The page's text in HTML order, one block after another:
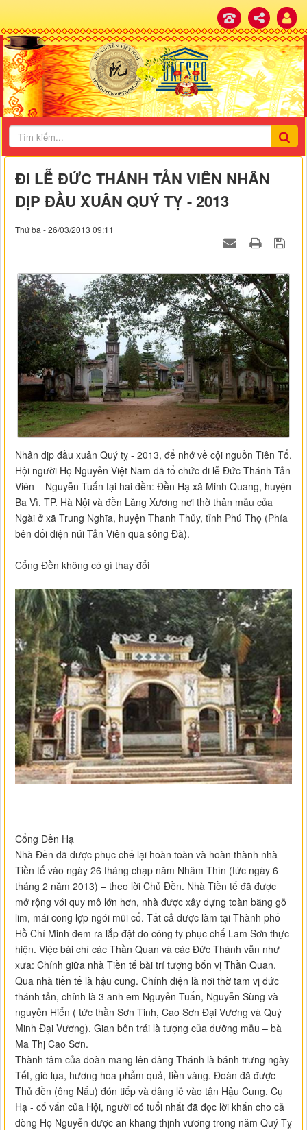
ĐI LỄ ĐỨC THÁNH TẢN VIÊN NHÂN
DỊP ĐẦU XUÂN QUÝ TỴ - 2013
Thứ ba - 26/03/2013 09:11
Nhân dịp đầu xuân Quý tỵ - 2013, để nhớ về cội nguồn Tiên Tổ.
Hội người Họ Nguyễn Việt Nam đã tổ chức đi lễ Đức Thánh Tản
Viên – Nguyễn Tuấn tại hai đền: Đền Hạ xã Minh Quang, huyện
Ba Vì, TP. Hà Nội và đền Lăng Xương nơi thờ thân mẫu của
Ngài ở xã Trung Nghĩa, huyện Thanh Thủy, tỉnh Phú Thọ (Phía
bên đối diện núi Tản Viên qua sông Đà).
Cổng Đền không có gì thay đổi
Cổng Đền Hạ
Nhà Đền đã được phục chế lại hoàn toàn và hoàn thành nhà
Tiền tế vào ngày 26 tháng chạp năm Nhâm Thìn (tức ngày 6
tháng 2 năm 2013) – theo lời Chủ Đền. Nhà Tiền tế đã được
mở rộng với quy mô lớn hơn, nhà được xây dựng toàn bằng gỗ
lim, mái cong lợp ngói mũi cổ. Tất cả được làm tại Thành phố
Hồ Chí Minh đem ra lắp đặt do công ty phục chế Lam Sơn thực
hiện. Việc bài chí các Thần Quan và các Đức Thánh vẫn như
xưa: Chính giữa nhà Tiền tế bài trí tượng bốn vị Thần Quan.
Qua nhà tiền tế là hậu cung. Chính điện là nơi thờ tam vị đức
thánh tản, chính là 3 anh em Nguyễn Tuấn, Nguyễn Sùng và
nguyễn Hiển ( tức thần Sơn Tinh, Cao Sơn Đại Vương và Quý
Minh Đại Vương). Gian bên trái là tượng của dưỡng mẫu – bà
Ma Thị Cao Sơn.
Thành tâm của đoàn mang lên dâng Thánh là bánh trưng ngày
Tết, giò lụa, hương hoa phẩm quả, tiền vàng. Đoàn đã được
Thủ đền (ông Nấu) đón tiếp và dâng lễ vào tận Hậu Cung. Cụ
Hạ - cố vấn của Hội, người có tuổi nhất đã đọc lời khấn cho cả
dòng Họ Nguyễn được an khang thịnh vương trong năm Quý Tỵ